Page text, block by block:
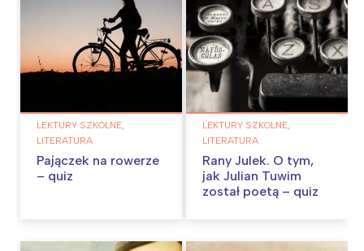
LEKTURY SZKOLNE,
LITERATURA
Pajączek na rowerze
– quiz
LEKTURY SZKOLNE,
LITERATURA
Rany Julek. O tym,
jak Julian Tuwim
został poetą – quiz